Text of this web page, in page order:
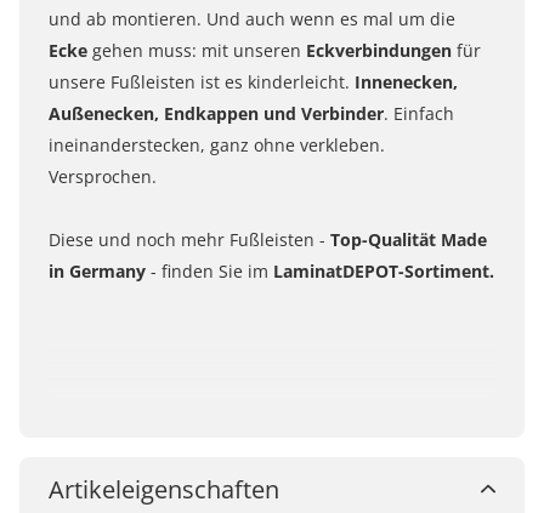
und ab montieren. Und auch wenn es mal um die
Ecke gehen muss: mit unseren Eckverbindungen für
unsere Fußleisten ist es kinderleicht. Innenecken,
Außenecken, Endkappen und Verbinder. Einfach
ineinanderstecken, ganz ohne verkleben.
Versprochen.
Diese und noch mehr Fußleisten - Top-Qualität Made
in Germany - finden Sie im LaminatDEPOT-Sortiment.
Artikeleigenschaften